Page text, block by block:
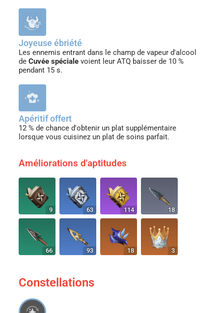
Joyeuse ébriété
Les ennemis entrant dans le champ de vapeur d'alcool
de Cuvée spéciale voient leur ATQ baisser de 10 %
pendant 15 s.
Apéritif offert
12 % de chance d'obtenir un plat supplémentaire
lorsque vous cuisinez un plat de soins parfait.
Améliorations d'aptitudes
9 63 114 18
66 93 18 3
Constellations